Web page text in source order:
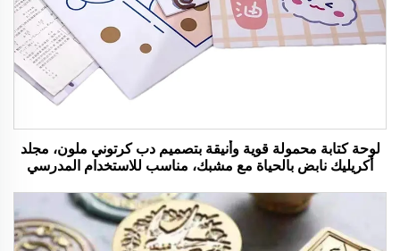
لوحة كتابة محمولة قوية وأنيقة بتصميم دب كرتوني ملون، مجلد
أكريليك نابض بالحياة مع مشبك، مناسب للاستخدام المدرسي